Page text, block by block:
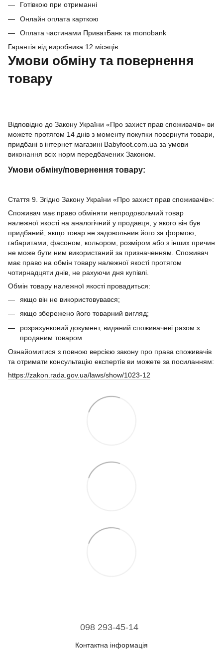
Готівкою при отриманні
Онлайн оплата карткою
Оплата частинами ПриватБанк та monobank
Гарантія від виробника 12 місяців.
Умови обміну та повернення
товару
Відповідно до Закону України «Про захист прав споживачів» ви
можете протягом 14 днів з моменту покупки повернути товари,
придбані в інтернет магазині Babyfoot.com.ua за умови
виконання всіх норм передбачених Законом.
Умови обміну/повернення товару:
Стаття 9. Згідно Закону України «Про захист прав споживачів»:
Споживач має право обміняти непродовольчий товар
належної якості на аналогічний у продавця, у якого він був
придбаний, якщо товар не задовольнив його за формою,
габаритами, фасоном, кольором, розміром або з інших причин
не може бути ним використаний за призначенням. Споживач
має право на обмін товару належної якості протягом
чотирнадцяти днів, не рахуючи дня купівлі.
Обмін товару належної якості провадиться:
якщо він не використовувався;
якщо збережено його товарний вигляд;
розрахунковий документ, виданий споживачеві разом з
проданим товаром
Ознайомитися з повною версією закону про права споживачів
та отримати консультацію експертів ви можете за посиланням:
https://zakon.rada.gov.ua/laws/show/1023-12
098 293-45-14
Контактна інформація